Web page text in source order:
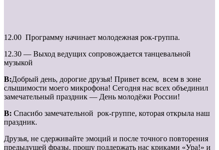
12.00 Программу начинает молодежная рок-группа.
12.30 — Выход ведущих сопровождается танцевальной
музыкой
В:Добрый день, дорогие друзья! Привет всем, всем в зоне
слышимости моего микрофона! Сегодня нас всех объединил
замечательный праздник — День молодёжи России!
В: Спасибо замечательной рок-группе, которая открыла наш
праздник.
Друзья, не сдерживайте эмоций и после точного повторения
предыдущей фразы, прошу поддержать нас криками «Ура!» и